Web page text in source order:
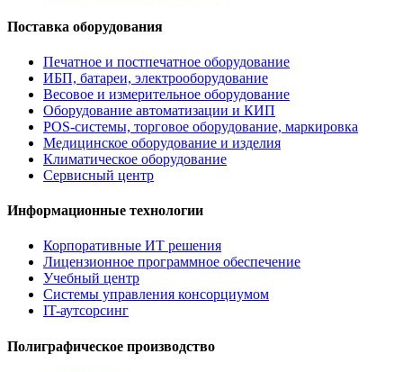
Поставка оборудования
Печатное и постпечатное оборудование
ИБП, батареи, электрооборудование
Весовое и измерительное оборудование
Оборудование автоматизации и КИП
POS-системы, торговое оборудование, маркировка
Медицинское оборудование и изделия
Климатическое оборудование
Сервисный центр
Информационные технологии
Корпоративные ИТ решения
Лицензионное программное обеспечение
Учебный центр
Системы управления консорциумом
IT-аутсорсинг
Полиграфическое производство